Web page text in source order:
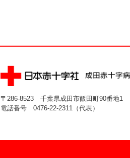
〒286-8523 千葉県成田市飯田町90番地1
電話番号 0476-22-2311（代表）